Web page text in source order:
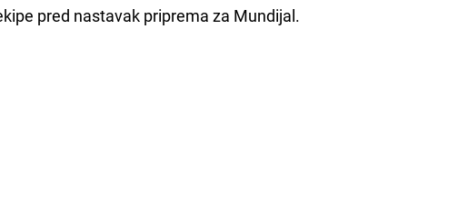
pred nastavak priprema za Mundijal.